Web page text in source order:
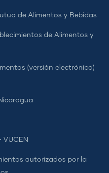
de Alimentos y Bebidas
de Alimentos y
(versión electrónica)
VUCEN
autorizados por la